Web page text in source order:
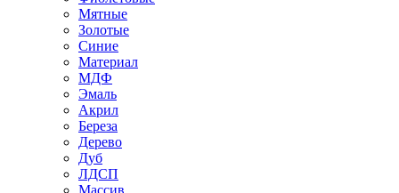
Мятные
Золотые
Синие
Материал
МДФ
Эмаль
Акрил
Береза
Дерево
Дуб
ЛДСП
Массив